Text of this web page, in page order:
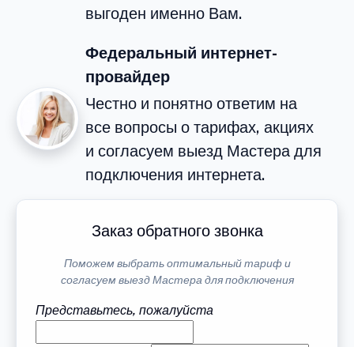
выгоден именно Вам.
Федеральный интернет-
провайдер
Честно и понятно ответим на
все вопросы о тарифах, акциях
и согласуем выезд Мастера для
подключения интернета.
Заказ обратного звонка
Поможем выбрать оптимальный тариф и
согласуем выезд Мастера для подключения
Представьтесь, пожалуйста